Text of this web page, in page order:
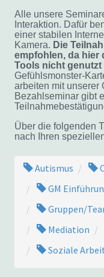
Alle unsere
Interaktion. Dafür
einer stabilen
Kamera. Die
empfohlen, da hier
Tools nicht
Gefühlsmonster-
arbeiten mit unserer
Bezahlseminar gibt
Über die folgenden
nach Ihren
Autismus
GM
Gruppen/
Mediation
Soziale